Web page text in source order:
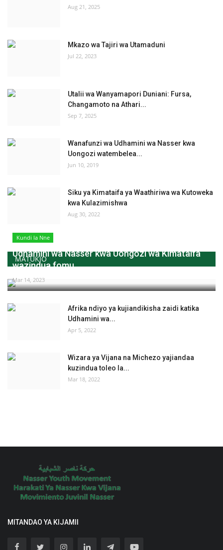
Aug 21, 2025
Mkazo wa Tajiri wa Utamaduni
Jul 22, 2023
Utalii wa Wanyamapori Duniani: Fursa,
Changamoto na Athari...
Sep 7, 2025
Wanafunzi wa Udhamini wa Nasser kwa
Uongozi watembelea...
Jun 10, 2019
Siku ya Kimataifa ya Waathiriwa wa Kutoweka
kwa Kulazimishwa
Aug 30, 2022
MATUKIO
Kundi la Nne
Udhamini wa Nasser kwa Uongozi wa Kimataifa
wazindua fomu...
Mar 14, 2023
Afrika ndiyo ya kujiandikisha zaidi katika
Udhamini wa...
Apr 5, 2022
Wizara ya Vijana na Michezo yajiandaa
kuzindua toleo la...
Mar 18, 2022
MITANDAO YA KIJAMII